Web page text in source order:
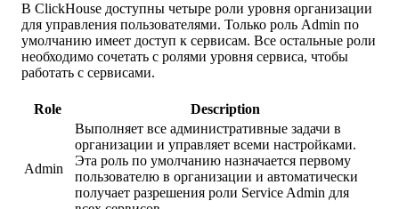
В ClickHouse доступны четыре роли уровня организации
для управления пользователями. Только роль Admin по
умолчанию имеет доступ к сервисам. Все остальные роли
необходимо сочетать с ролями уровня сервиса, чтобы
работать с сервисами.
Role Description
Admin
Выполняет все административные задачи в
организации и управляет всеми настройками.
Эта роль по умолчанию назначается первому
пользователю в организации и автоматически
получает разрешения роли Service Admin для